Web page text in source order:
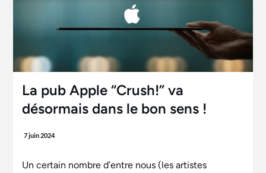
La pub Apple “Crush!” va
désormais dans le bon sens !
Greco,
7 juin 2024
Un certain nombre d’entre nous (les artistes